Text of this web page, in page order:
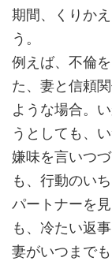
期間、くりか
う。
例えば、不倫
た、妻と信頼
ような場合。
うとしても、
嫌味を言いつ
も、行動のい
パートナーを
も、冷たい返
妻がいつまで